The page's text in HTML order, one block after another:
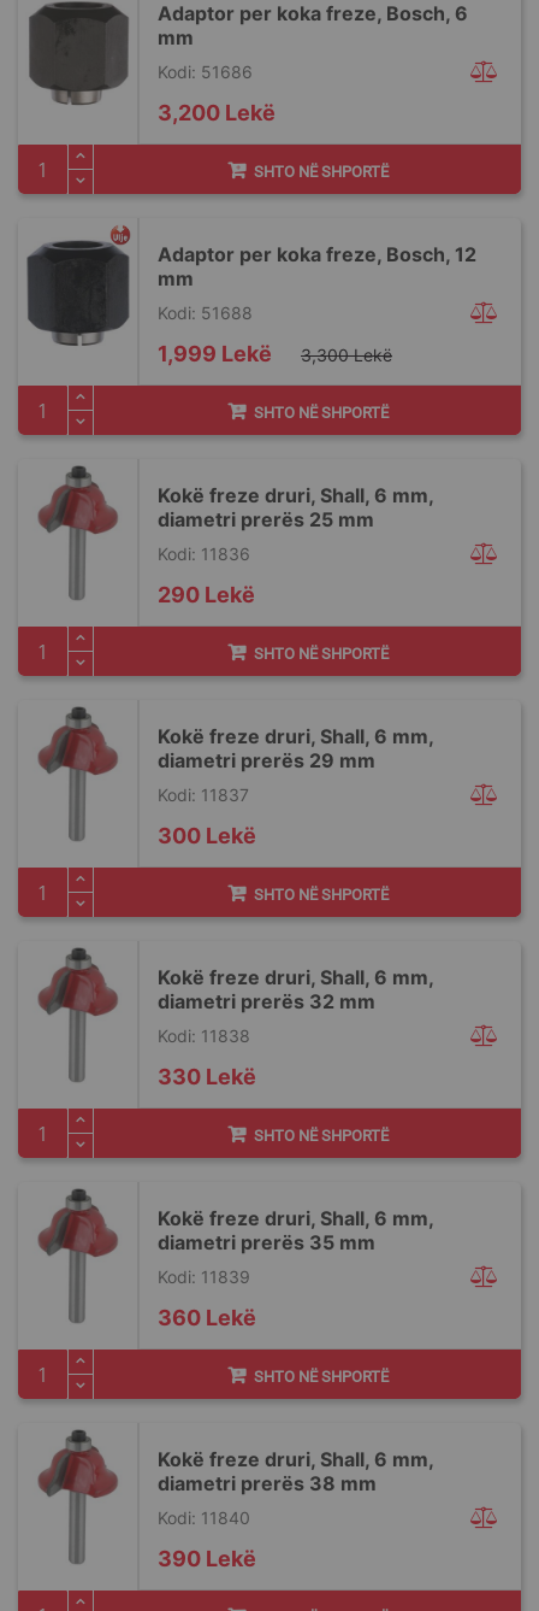
Adaptor per koka freze, Bosch, 6
mm
Kodi: 51686
3,200 Lekë
SHTO NË SHPORTË
Adaptor per koka freze, Bosch, 12
mm
Kodi: 51688
Special
Price
1,999 Lekë 3,300 Lekë
SHTO NË SHPORTË
Kokë freze druri, Shall, 6 mm,
diametri prerës 25 mm
Kodi: 11836
290 Lekë
SHTO NË SHPORTË
Kokë freze druri, Shall, 6 mm,
diametri prerës 29 mm
Kodi: 11837
300 Lekë
SHTO NË SHPORTË
Kokë freze druri, Shall, 6 mm,
diametri prerës 32 mm
Kodi: 11838
330 Lekë
SHTO NË SHPORTË
Kokë freze druri, Shall, 6 mm,
diametri prerës 35 mm
Kodi: 11839
360 Lekë
SHTO NË SHPORTË
Kokë freze druri, Shall, 6 mm,
diametri prerës 38 mm
Kodi: 11840
390 Lekë